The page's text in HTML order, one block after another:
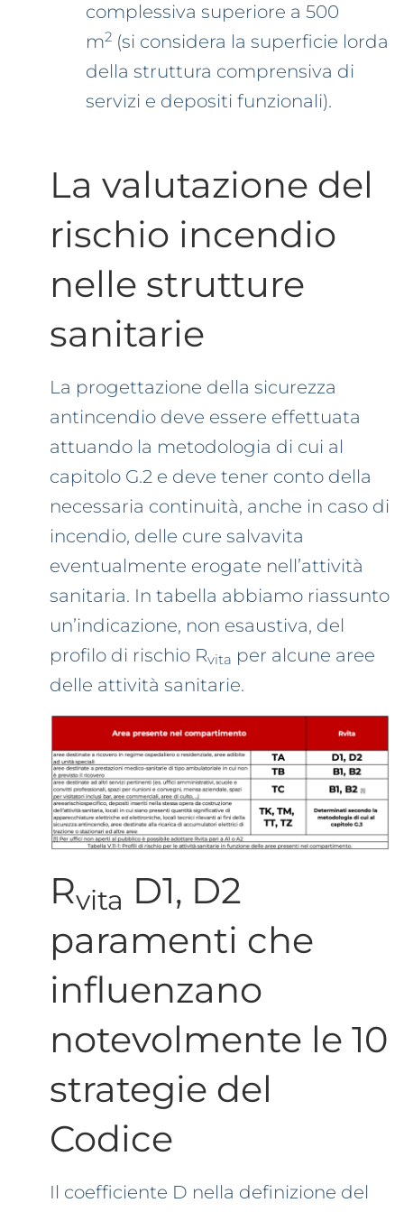
complessiva superiore a 500
m2 (si considera la superficie lorda
della struttura comprensiva di
servizi e depositi funzionali).
La valutazione del
rischio incendio
nelle strutture
sanitarie
La progettazione della sicurezza
antincendio deve essere effettuata
attuando la metodologia di cui al
capitolo G.2 e deve tener conto della
necessaria continuità, anche in caso di
incendio, delle cure salvavita
eventualmente erogate nell’attività
sanitaria. In tabella abbiamo riassunto
un’indicazione, non esaustiva, del
profilo di rischio Rvita per alcune aree
delle attività sanitarie.
Rvita D1, D2
paramenti che
influenzano
notevolmente le 10
strategie del
Codice
Il coefficiente D nella definizione del